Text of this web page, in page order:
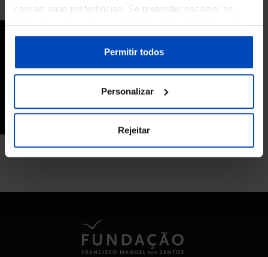
com as suas preferências. Se pretender escolher os
tipos de cookies, clique em "Personalizar". Saiba mais
sobre cookies através da gestão de preferências ou da
Política de Cookies.
Permitir todos
Personalizar
Rejeitar
CONFERÊNCIA
Alastair Campbell:
Como comunicar em
28/05/2022